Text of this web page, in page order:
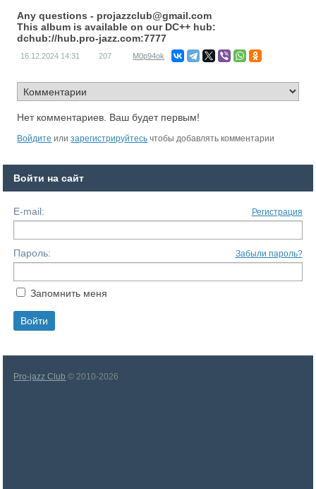
Any questions - projazzclub@gmail.com
This album is available on our DC++ hub:
dchub://hub.pro-jazz.com:7777
16.12.2024 14:31 207 M0p94ok
Нет комментариев. Ваш будет первым!
Войдите илизарегистрируйтесь чтобы добавлять комментарии
Войти на сайт
E-mail: Регистрация
Пароль: Забыли пароль?
Запомнить меня
Pro-jazz Club © 2010-2026